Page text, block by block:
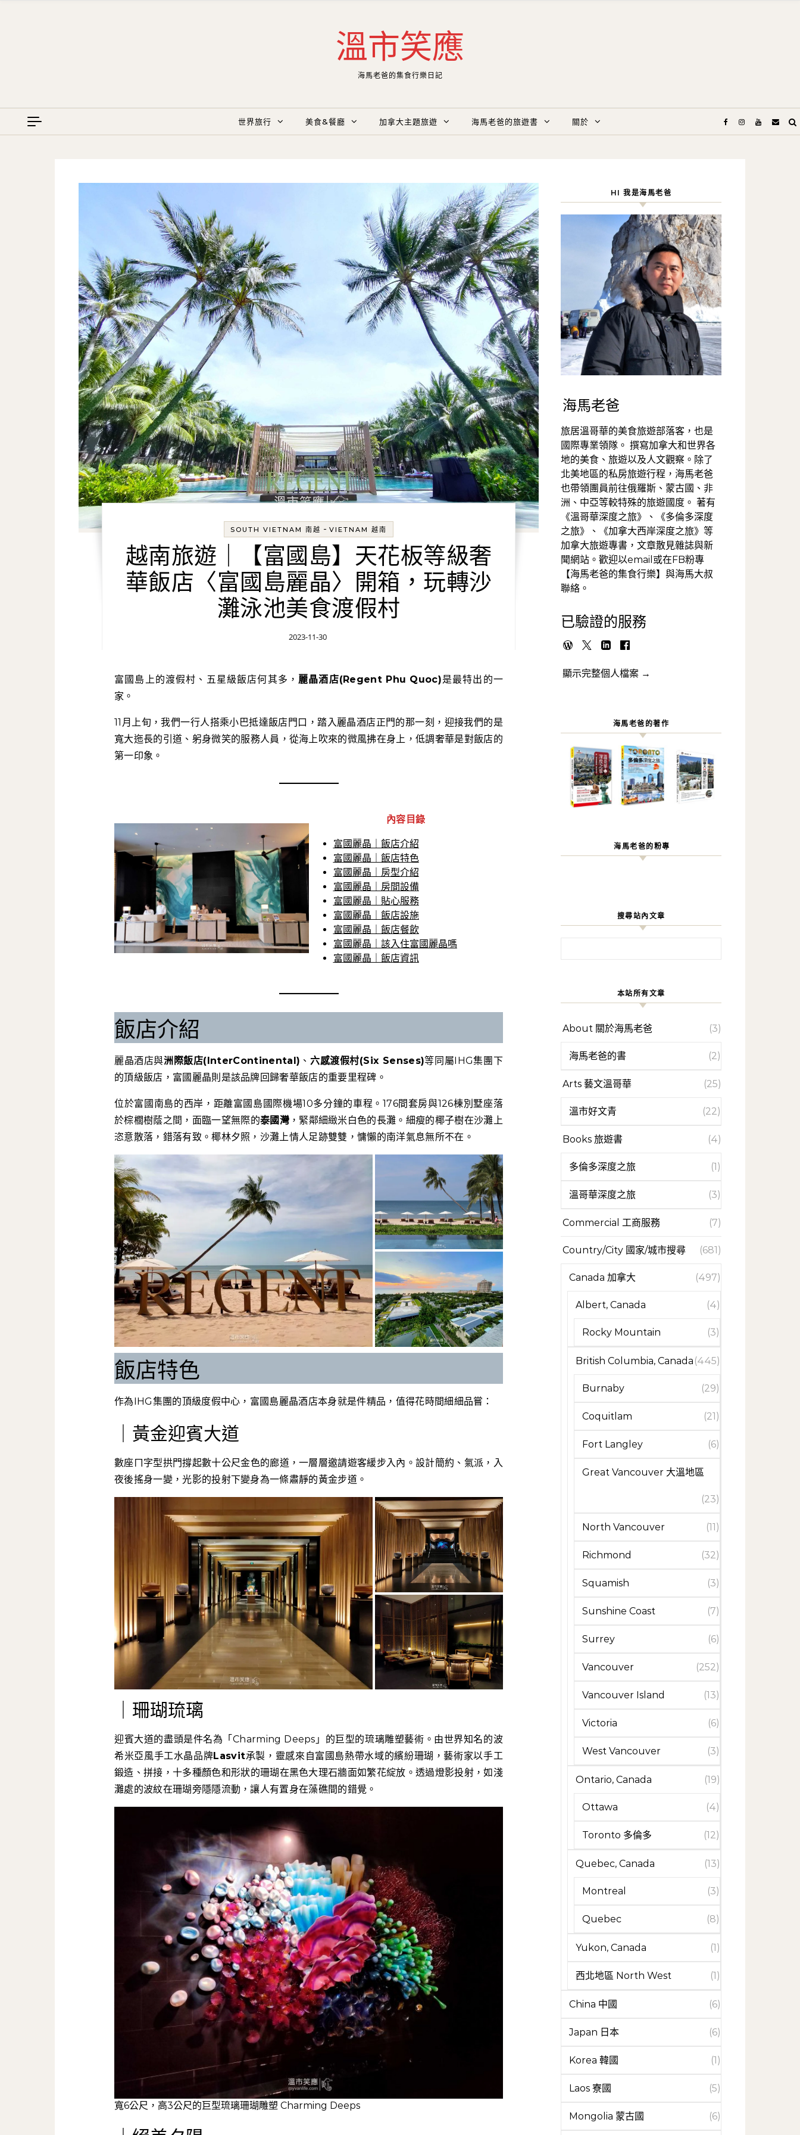
溫市笑應
海馬老爸的集食行樂日記
世界旅行 美食&餐廳 加拿大主題旅遊 海馬老爸的旅遊書 關於
SOUTH VIETNAM 南越 - VIETNAM 越南
越南旅遊｜【富國島】天花板等級奢
華飯店〈富國島麗晶〉開箱，玩轉沙
灘泳池美食渡假村
2023-11-30
富國島上的渡假村、五星級飯店何其多， 麗晶酒店(Regent Phu Quoc)是最特出的一
家。
11月上旬，我們一行人搭乘小巴抵達飯店門口，踏入麗晶酒店正門的那一刻，迎接我們的是
寬大迤長的引道、躬身微笑的服務人員，從海上吹來的微風拂在身上，低調奢華是對飯店的
第一印象。
內容目錄
富國麗晶｜飯店介紹
富國麗晶｜飯店特色
富國麗晶｜房型介紹
富國麗晶｜房間設備
富國麗晶｜貼心服務
富國麗晶｜飯店設施
富國麗晶｜飯店餐飲
富國麗晶｜該入住富國麗晶嗎
富國麗晶｜飯店資訊
飯店介紹
麗晶酒店與洲際飯店(InterContinental) 、 六感渡假村(Six Senses)等同屬IHG集團下
的頂級飯店，富國麗晶則是該品牌回歸奢華飯店的重要里程碑。
位於富國南島的西岸，距離富國島國際機場10多分鐘的車程。176間套房與126棟別墅座落
於棕櫚樹蔭之間，面臨一望無際的泰國灣，緊鄰細緻米白色的長灘。細瘦的椰子樹在沙灘上
恣意散落，錯落有致。椰林夕照，沙灘上情人足跡雙雙，慵懶的南洋氣息無所不在。
飯店特色
作為IHG集團的頂級度假中心，富國島麗晶酒店本身就是件精品，值得花時間細細品嘗：
｜黃金迎賓大道
數座ㄇ字型拱門撐起數十公尺金色的廊道，一層層邀請遊客緩步入內。設計簡約、氣派，入
夜後搖身一變，光影的投射下變身為一條肅靜的黃金步道。
｜珊瑚琉璃
迎賓大道的盡頭是件名為「Charming Deeps」的巨型的琉璃雕塑藝術。由世界知名的波
希米亞風手工水晶品牌Lasvit承製，靈感來自富國島熱帶水域的繽紛珊瑚，藝術家以手工
鍛造、拼接，十多種顏色和形狀的珊瑚在黑色大理石牆面如繁花綻放。透過燈影投射，如淺
灘處的波紋在珊瑚旁隱隱流動，讓人有置身在藻礁間的錯覺。
寬6公尺，高3公尺的巨型琉璃珊瑚雕塑 Charming Deeps
HI 我是海馬老爸
海馬老爸
旅居溫哥華的美食旅遊部落客，也是
國際專業領隊。 撰寫加拿大和世界各
地的美食、旅遊以及人文觀察。除了
北美地區的私房旅遊行程，海馬老爸
也帶領團員前往俄羅斯、蒙古國、非
洲、中亞等較特殊的旅遊國度。 著有
《溫哥華深度之旅》、《多倫多深度
之旅》、《加拿大西岸深度之旅》等
加拿大旅遊專書，文章散見雜誌與新
聞網站。歡迎以email或在FB粉專
【海馬老爸的集食行樂】與海馬大叔
聯絡。
已驗證的服務
顯示完整個人檔案 →
海馬老爸的著作
海馬老爸的粉專
搜尋站內文章
本站所有文章
About 關於海馬老爸 (3)
海馬老爸的書 (2)
Arts 藝文溫哥華 (25)
溫市好文青 (22)
Books 旅遊書 (4)
多倫多深度之旅 (1)
溫哥華深度之旅 (3)
Commercial 工商服務 (7)
Country/City 國家/城市搜尋 (681)
Canada 加拿大 (497)
Albert, Canada (4)
Rocky Mountain (3)
British Columbia, Canada (445)
Burnaby (29)
Coquitlam (21)
Fort Langley (6)
Great Vancouver 大溫地區
(23)
North Vancouver (11)
Richmond (32)
Squamish (3)
Sunshine Coast (7)
Surrey (6)
Vancouver (252)
Vancouver Island (13)
Victoria (6)
West Vancouver (3)
Ontario, Canada (19)
Ottawa (4)
Toronto 多倫多 (12)
Quebec, Canada (13)
Montreal (3)
Quebec (8)
Yukon, Canada (1)
西北地區 North West (1)
China 中國 (6)
Japan 日本 (6)
Korea 韓國 (1)
Laos 寮國 (5)
Mongolia 蒙古國 (6)